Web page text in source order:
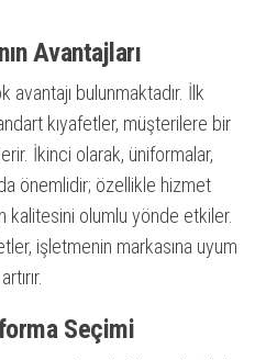
Avantajları
avantajı bulunmaktadır. İlk
kıyafetler, müşterilere bir
İkinci olarak, üniformalar,
önemlidir; özellikle hizmet
kalitesini olumlu yönde etkiler.
işletmenin markasına uyum
Seçimi